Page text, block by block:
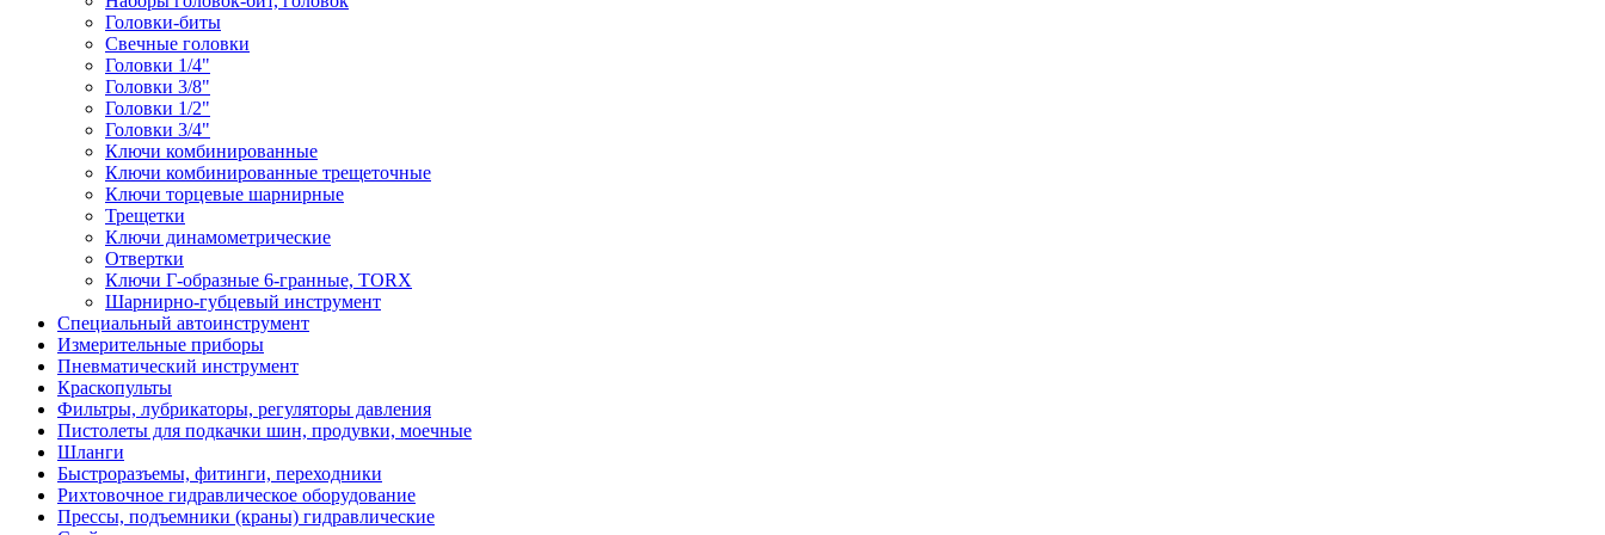
Головки-биты
Свечные головки
Головки 1/4"
Головки 3/8"
Головки 1/2"
Головки 3/4"
Ключи комбинированные
Ключи комбинированные трещеточные
Ключи торцевые шарнирные
Трещетки
Ключи динамометрические
Отвертки
Ключи Г-образные 6-гранные, TORX
Шарнирно-губцевый инструмент
Специальный автоинструмент
Измерительные приборы
Пневматический инструмент
Краскопульты
Фильтры, лубрикаторы, регуляторы давления
Пистолеты для подкачки шин, продувки, моечные
Шланги
Быстроразъемы, фитинги, переходники
Рихтовочное гидравлическое оборудование
Прессы, подъемники (краны) гидравлические